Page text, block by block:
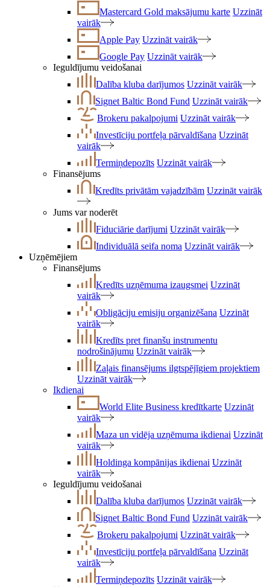
Mastercard Gold maksājumu karte Uzzināt
vairāk
Apple Pay Uzzināt vairāk
Google Pay Uzzināt vairāk
Ieguldījumu veidošanai
Dalība kluba darījumos Uzzināt vairāk
Signet Baltic Bond Fund Uzzināt vairāk
Brokeru pakalpojumi Uzzināt vairāk
Investīciju portfeļa pārvaldīšana Uzzināt
vairāk
Termiņdepozīts Uzzināt vairāk
Finansējums
Kredīts privātām vajadzībām Uzzināt vairāk
Jums var noderēt
Fiduciārie darījumi Uzzināt vairāk
Individuālā seifa noma Uzzināt vairāk
Uzņēmējiem
Finansējums
Kredīts uzņēmuma izaugsmei Uzzināt
vairāk
Obligāciju emisiju organizēšana Uzzināt
vairāk
Kredīts pret finanšu instrumentu
nodrošinājumu Uzzināt vairāk
Zaļais finansējums ilgtspējīgiem projektiem
Uzzināt vairāk
Ikdienai
World Elite Business kredītkarte Uzzināt
vairāk
Maza un vidēja uzņēmuma ikdienai Uzzināt
vairāk
Holdinga kompānijas ikdienai Uzzināt
vairāk
Ieguldījumu veidošanai
Dalība kluba darījumos Uzzināt vairāk
Signet Baltic Bond Fund Uzzināt vairāk
Brokeru pakalpojumi Uzzināt vairāk
Investīciju portfeļa pārvaldīšana Uzzināt
vairāk
Termiņdepozīts Uzzināt vairāk